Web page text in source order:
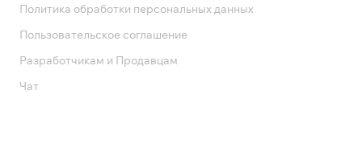
Политика обработки персональных данных
Пользовательское соглашение
Разработчикам и Продавцам
Чат